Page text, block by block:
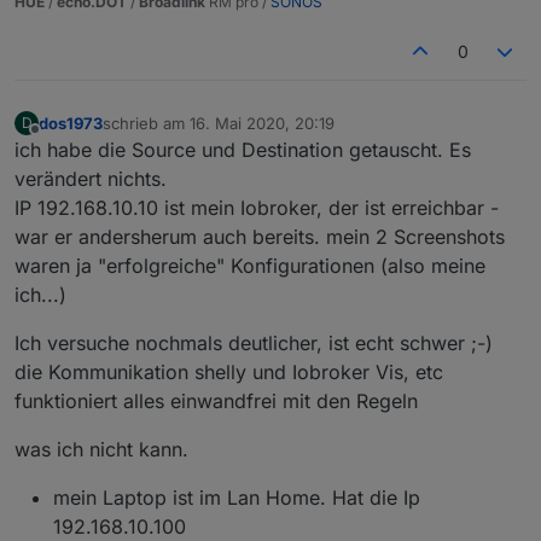
0
D
Offline
dos1973schrieb am 16. Mai 2020, 20:19
zuletzt editiert von
ich habe die Source und Destination getauscht. Es
verändert nichts.
IP 192.168.10.10 ist mein Iobroker, der ist erreichbar -
war er andersherum auch bereits. mein 2 Screenshots
waren ja "erfolgreiche" Konfigurationen (also meine
ich...)
Ich versuche nochmals deutlicher, ist echt schwer ;-)
die Kommunikation shelly und Iobroker Vis, etc
funktioniert alles einwandfrei mit den Regeln
was ich nicht kann.
mein Laptop ist im Lan Home. Hat die Ip
192.168.10.100